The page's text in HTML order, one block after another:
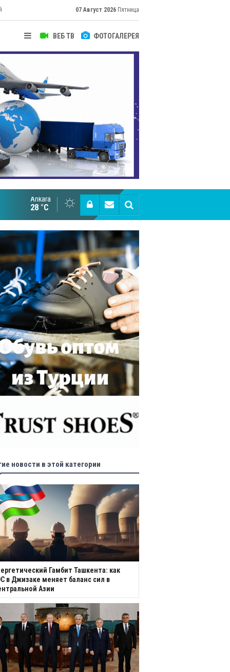
07 Август 2026 Пятница
ВЕБ ТВ ФОТОГАЛЕРЕЯ
Cottonhill покоряет мировые рынки
Ankara
28 °C
новости в этой категории
Гамбит Ташкента: как
в Джизаке меняет баланс сил в
Азии